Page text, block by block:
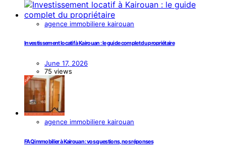
agence immobiliere kairouan
Investissement locatif à Kairouan : le guide complet du propriétaire
June 17, 2026
75 views
agence immobiliere kairouan
FAQ immobilier à Kairouan : vos questions, nos réponses